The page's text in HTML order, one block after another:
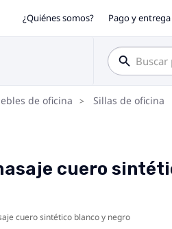
¿Quiénes somos? Pago y entrega
de oficina Sillas de oficina
cuero